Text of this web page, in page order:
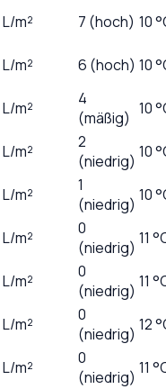
L/m² 7 (hoch) 10
L/m² 6 (hoch) 10
L/m²
4
(mäßig) 10
L/m²
2
(niedrig) 10
L/m²
1
(niedrig) 10
L/m²
0
(niedrig) 11
L/m²
0
(niedrig) 11
L/m²
0
(niedrig) 12
L/m²
0
(niedrig) 11